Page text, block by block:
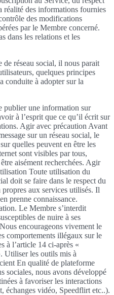
des informations fournies
des modifications
par le Membre concerné.
dans les relations et les
réseau social, il nous parait
quelques principes
conduite à adopter sur la
publier une information sur
à l’esprit que ce qu’il écrit sur
Agir avec précaution Avant
sur un réseau social, le
quelles peuvent en être les
sont visibles par tous,
aisément recherchées. Agir
Toute utilisation du
doit se faire dans le respect du
aux services utilisés. Il
prenne connaissance.
Le Membre s’interdit
de nuire à ses
encourageons vivement le
comportements illégaux sur le
à l’article 14 ci-après «
Utiliser les outils mis à
En qualité de plateforme
sociales, nous avons développé
à favoriser les interactions
échanges vidéo, Speedflirt etc..).